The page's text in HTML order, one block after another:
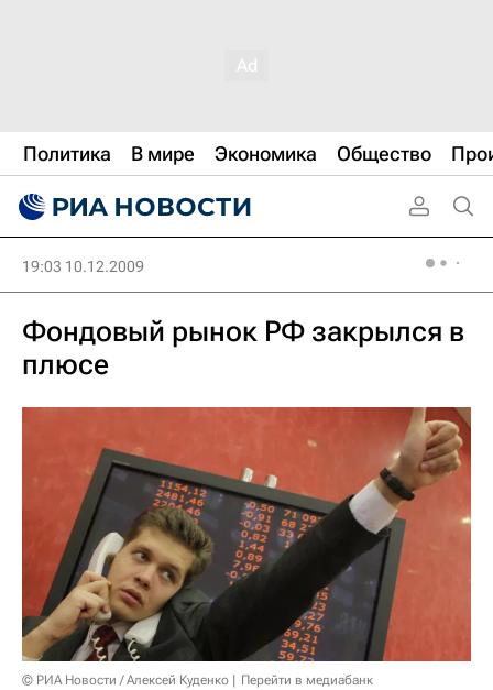
Политика В мире Экономика Общество
19:03 10.12.2009
Фондовый рынок РФ закрылся в
плюсе
© РИА Новости / Алексей Куденко Перейти в медиабанк